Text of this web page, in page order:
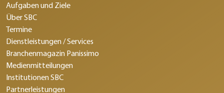
Aufgaben und Ziele
Über SBC
Termine
Dienstleistungen / Services
Branchenmagazin Panissimo
Medienmitteilungen
Institutionen SBC
Partnerleistungen